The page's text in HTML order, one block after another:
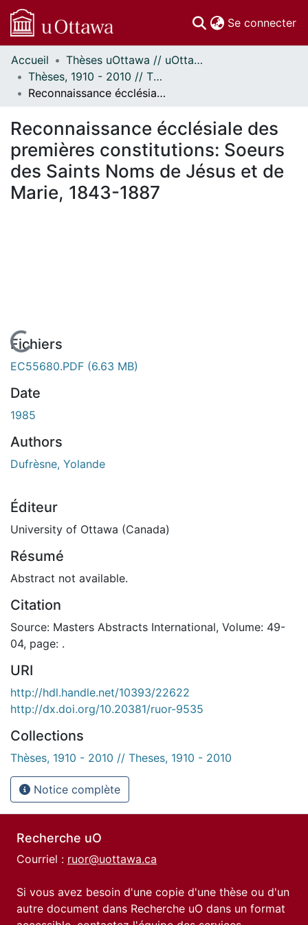
Se connecter
Communautés
et collections
Parcourir
À propos
Accueil
Thèses uOttawa // uOttawa Theses
Thèses, 1910 - 2010 // Theses, 1910 - 2010
Reconnaissance écclésiale des premières constitutions: Soeurs des Saints Noms de Jésus et de Marie, 1843-1887
Reconnaissance écclésiale des
premières constitutions: Soeurs
des Saints Noms de Jésus et de
Marie, 1843-1887
En cours de chargement...
Fichiers
EC55680.PDF (6.63 MB)
Date
1985
Authors
Dufrèsne, Yolande
Éditeur
University of Ottawa (Canada)
Résumé
Abstract not available.
Citation
Source: Masters Abstracts International, Volume: 49-
04, page: .
URI
http://hdl.handle.net/10393/22622
http://dx.doi.org/10.20381/ruor-9535
Collections
Thèses, 1910 - 2010 // Theses, 1910 - 2010
Notice complète
Recherche uO
Courriel : ruor@uottawa.ca
Si vous avez besoin d'une copie d'une thèse ou d'un
autre document dans Recherche uO dans un format